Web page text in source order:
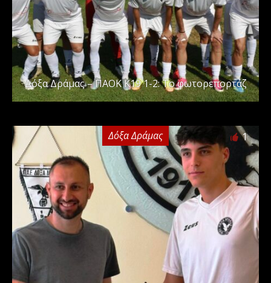
Δόξα Δράμας – ΠΑΟΚ Κ19 1-2: Το φωτορεπορτάζ
Δόξα Δράμας 1